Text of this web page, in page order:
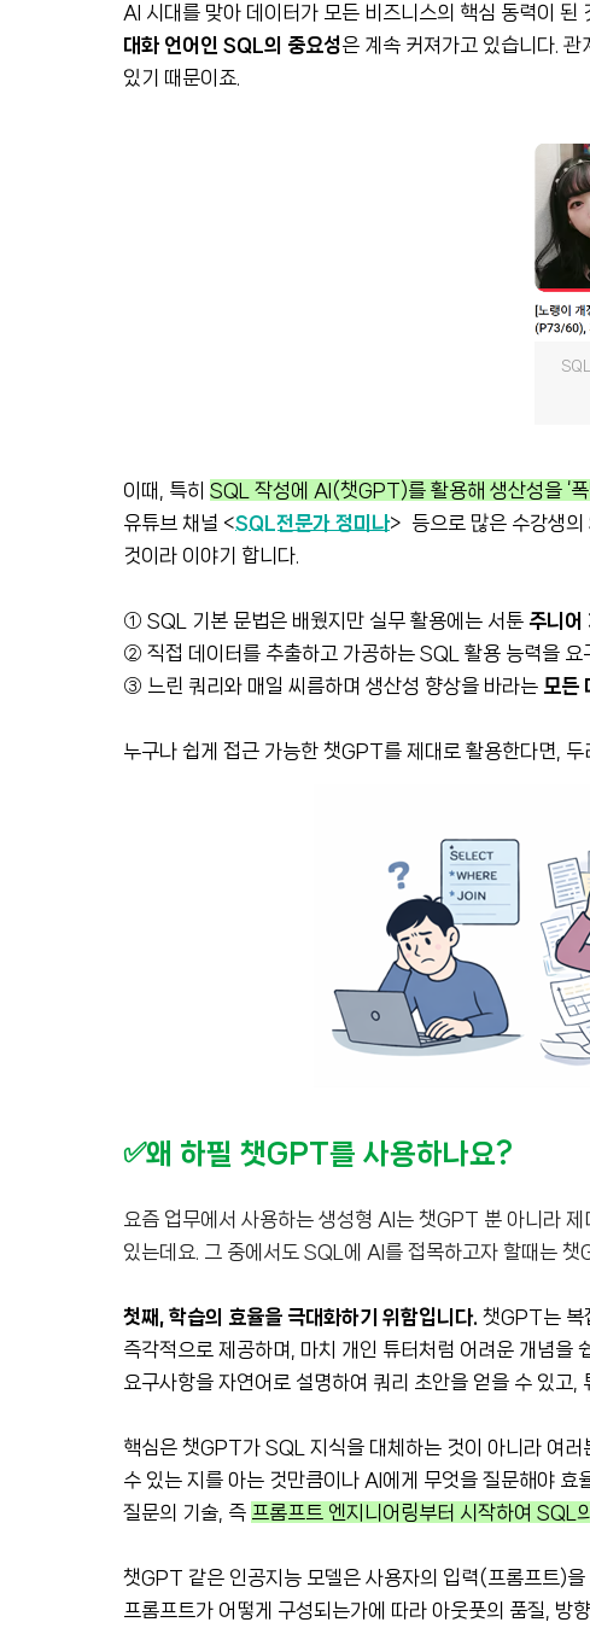
AI 시대를 맞아 데이터가 모든 비즈니스의 핵심 동력이
대화 언어인 SQL의 중요성은 계속 커져가고 있습니다.
있기 때문이죠.
이때, 특히 SQL 작성에 AI(챗GPT)를 활용해 생산성을 ‘폭
유튜브 채널 <SQL전문가 정미나> 등으로 많은 수강생의
것이라 이야기 합니다.
① SQL 기본 문법은 배웠지만 실무 활용에는 서툰 주니어
② 직접 데이터를 추출하고 가공하는 SQL 활용 능력을 요
③ 느린 쿼리와 매일 씨름하며 생산성 향상을 바라는 모든
누구나 쉽게 접근 가능한 챗GPT를 제대로 활용한다면,
✅왜 하필 챗GPT를 사용하나요?
요즘 업무에서 사용하는 생성형 AI는 챗GPT 뿐 아니라
있는데요. 그 중에서도 SQL에 AI를 접목하고자 할때는 챗
첫째, 학습의 효율을 극대화하기 위함입니다. 챗GPT는 복
즉각적으로 제공하며, 마치 개인 튜터처럼 어려운 개념을
요구사항을 자연어로 설명하여 쿼리 초안을 얻을 수 있고
핵심은 챗GPT가 SQL 지식을 대체하는 것이 아니라 여
수 있는 지를 아는 것만큼이나 AI에게 무엇을 질문해야
질문의 기술, 즉 프롬프트 엔지니어링부터 시작하여 SQL
챗GPT 같은 인공지능 모델은 사용자의 입력(프롬프트)
프롬프트가 어떻게 구성되는가에 따라 아웃풋의 품질, 방